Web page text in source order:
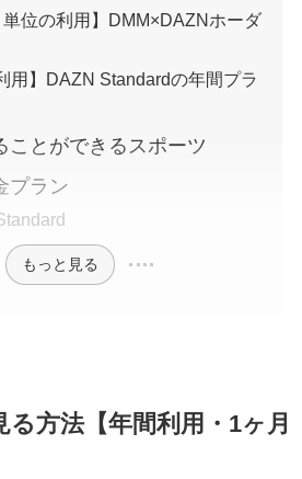
単位の利用】DMM×DAZNホーダ
用】DAZN Standardの年間プラ
ことができるスポーツ
プラン
もっと見る
方法【年間利用・1ヶ月